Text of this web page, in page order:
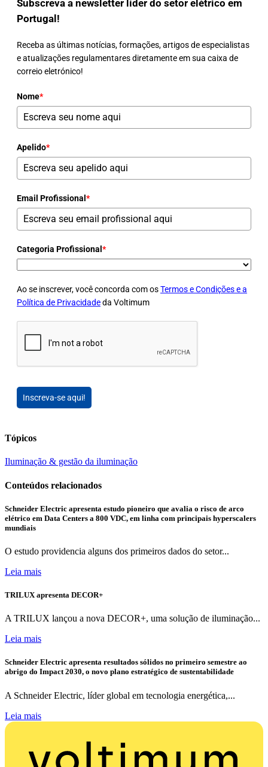
Subscreva a newsletter líder do setor elétrico em
Portugal!
Receba as últimas notícias, formações, artigos de especialistas
e atualizações regulamentares diretamente em sua caixa de
correio eletrónico!
Nome*
Apelido*
Email Profissional *
Categoria Profissional *
Ao se inscrever, você concorda com osTermos e Condições e a
Política de Privacidadeda Voltimum
Inscreva-se aqui!
Tópicos
Iluminação & gestão da iluminação
Conteúdos relacionados
Schneider Electric apresenta estudo pioneiro que avalia o risco de arco
elétrico em Data Centers a 800 VDC, em linha com principais hyperscalers
mundiais
O estudo providencia alguns dos primeiros dados do setor...
Leia mais
TRILUX apresenta DECOR+
A TRILUX lançou a nova DECOR+, uma solução de iluminação...
Leia mais
Schneider Electric apresenta resultados sólidos no primeiro semestre ao
abrigo do Impact 2030, o novo plano estratégico de sustentabilidade
A Schneider Electric, líder global em tecnologia energética,...
Leia mais